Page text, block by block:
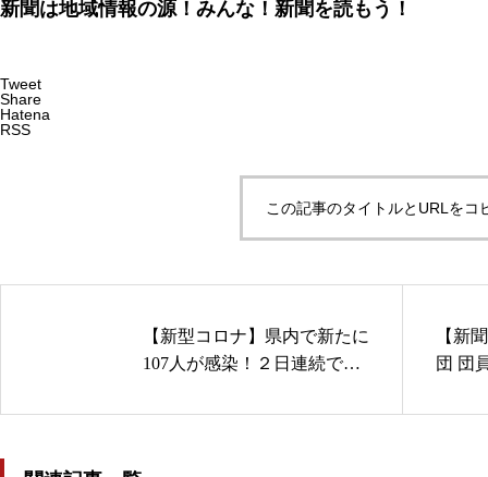
新聞は地域情報の源！みんな！新聞を読もう！
Tweet
Share
Hatena
RSS
この記事のタイトルとURLをコ
【新型コロナ】県内で新たに
107人が感染！２日連続で１
染防止対策を」
【新
団 団
まで